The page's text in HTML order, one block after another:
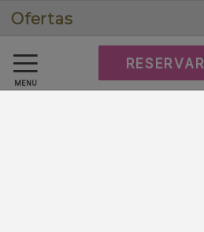
MENÚ
RESERVAR
Ofertas
Política de cookies
Preguntas frecuentes